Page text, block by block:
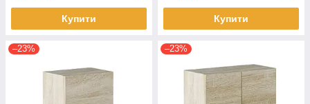
Купити Купити
–23% –23%